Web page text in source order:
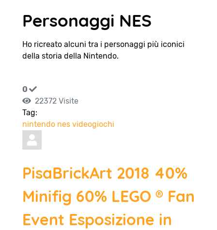
Personaggi NES
Ho ricreato alcuni tra i personaggi più iconici
della storia della Nintendo.
0
22372 Visite
Tag:
nintendo nes videogiochi
PisaBrickArt 2018 40%
Minifig 60% LEGO ® Fan
Event Esposizione in